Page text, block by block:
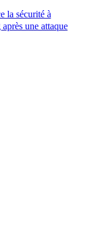
la sécurité à
une attaque